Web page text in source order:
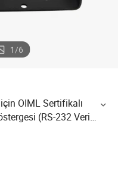
1/6
OIML Sertifikalı
(RS-232 Veri